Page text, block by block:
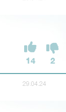
14 2
29.04.24